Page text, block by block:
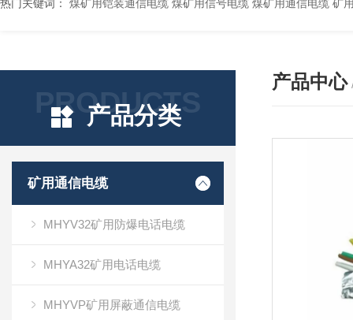
热门关键词： 煤矿用铠装通信电缆 煤矿用信号电缆 煤矿用通信电缆 矿用阻燃通信电缆 矿用监控电缆 矿用通信电缆 橡套软电缆YZ-3*1.5+1 YCW橡胶电缆3*10+1*6 船用橡套软电缆CEFR-3*2.5 煤矿用移动橡套软电缆MY3*4+1*4
PRODUCTS
产品分类
矿用通信电缆
MHYV32矿用防爆电话电缆
MHYA32矿用电话电缆
MHYVP矿用屏蔽通信电缆
产品中心